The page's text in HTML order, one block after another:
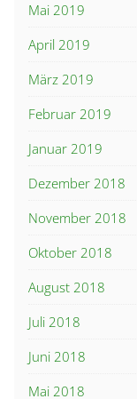
Mai 2019
April 2019
März 2019
Februar 2019
Januar 2019
Dezember 2018
November 2018
Oktober 2018
August 2018
Juli 2018
Juni 2018
Mai 2018